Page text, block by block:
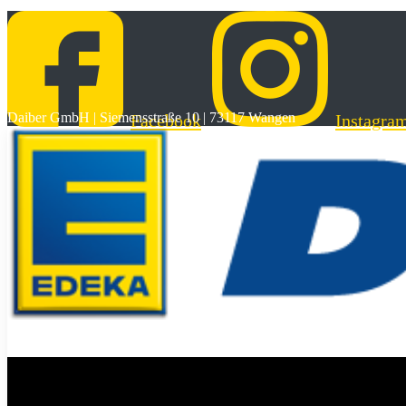
Facebook
Daiber GmbH | Siemensstraße 10 | 73117 Wangen